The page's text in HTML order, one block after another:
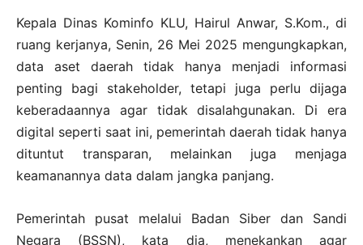
Kepala Dinas Kominfo KLU, Hairul Anwar, S.Kom., di
ruang kerjanya, Senin, 26 Mei 2025 mengungkapkan,
data aset daerah tidak hanya menjadi informasi
penting bagi stakeholder, tetapi juga perlu dijaga
keberadaannya agar tidak disalahgunakan. Di era
digital seperti saat ini, pemerintah daerah tidak hanya
dituntut transparan, melainkan juga menjaga
keamanannya data dalam jangka panjang.
Pemerintah pusat melalui Badan Siber dan Sandi
Negara (BSSN), kata dia, menekankan agar